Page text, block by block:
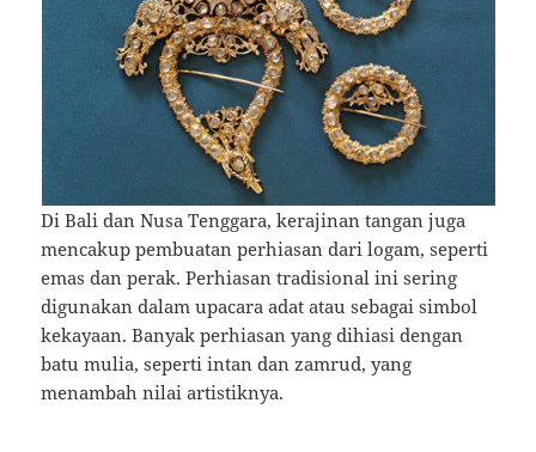
Di Bali dan Nusa Tenggara, kerajinan tangan juga
mencakup pembuatan perhiasan dari logam, seperti
emas dan perak. Perhiasan tradisional ini sering
digunakan dalam upacara adat atau sebagai simbol
kekayaan. Banyak perhiasan yang dihiasi dengan
batu mulia, seperti intan dan zamrud, yang
menambah nilai artistiknya.